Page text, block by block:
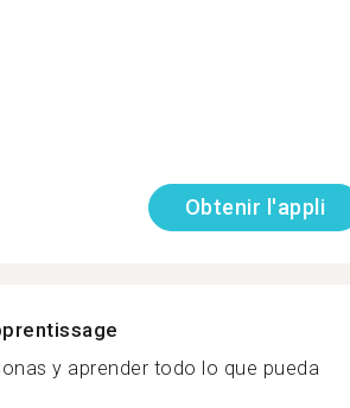
Obtenir l'appli
y aprender todo lo que pueda